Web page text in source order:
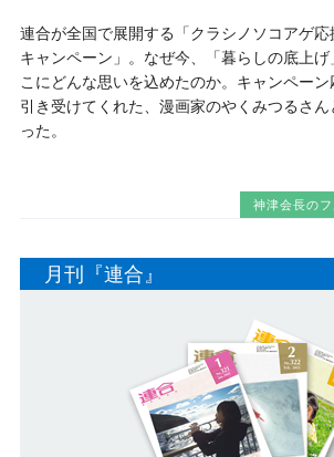
連合が全国で展開する「クラシノソコアゲ応
キャンペーン」。なぜ今、「暮らしの底上
こにどんな思いを込めたのか。キャンペー
引き受けてくれた、漫画家のやくみつるさ
った。
神津会長の
月刊『連合』